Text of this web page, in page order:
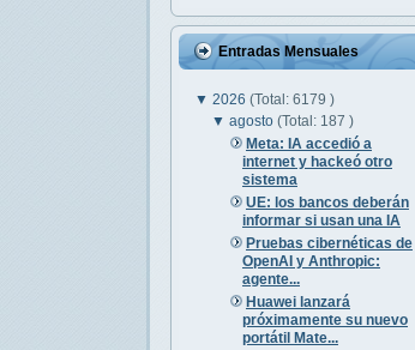
Entradas Mensuales
▼ 2026 (Total: 6179 )
▼agosto(Total: 187 )
Meta: IA accedió a
internet y hackeó otro
sistema
UE: los bancos deberán
informar si usan una IA
Pruebas cibernéticas de
OpenAI y Anthropic:
agente...
Huawei lanzará
próximamente su nuevo
portátil Mate...